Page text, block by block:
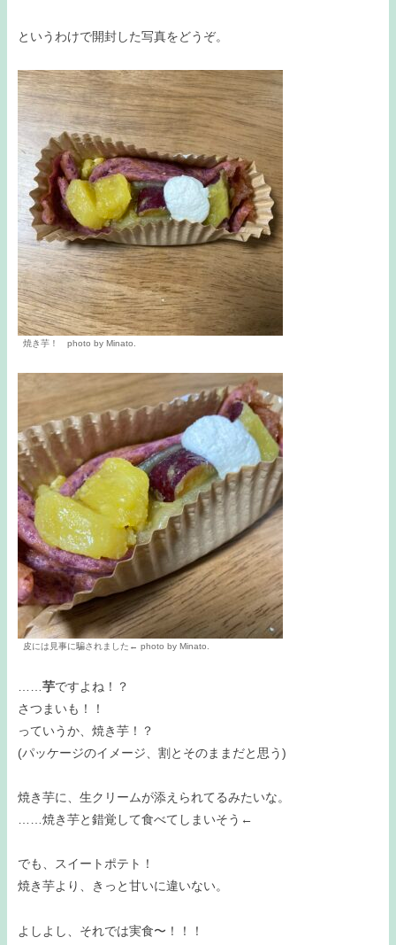
というわけで開封した写真をどうぞ。
焼き芋！ photo by Minato.
皮には見事に騙されました← photo by Minato.
芋ですよね！？
さつまいも！！
っていうか、焼き芋！？
(パッケージのイメージ、割とそのままだと思う)
焼き芋に、生クリームが添えられてるみたいな。
……焼き芋と錯覚して食べてしまいそう←
でも、スイートポテト！
焼き芋より、きっと甘いに違いない。
よしよし、それでは実食〜！！！